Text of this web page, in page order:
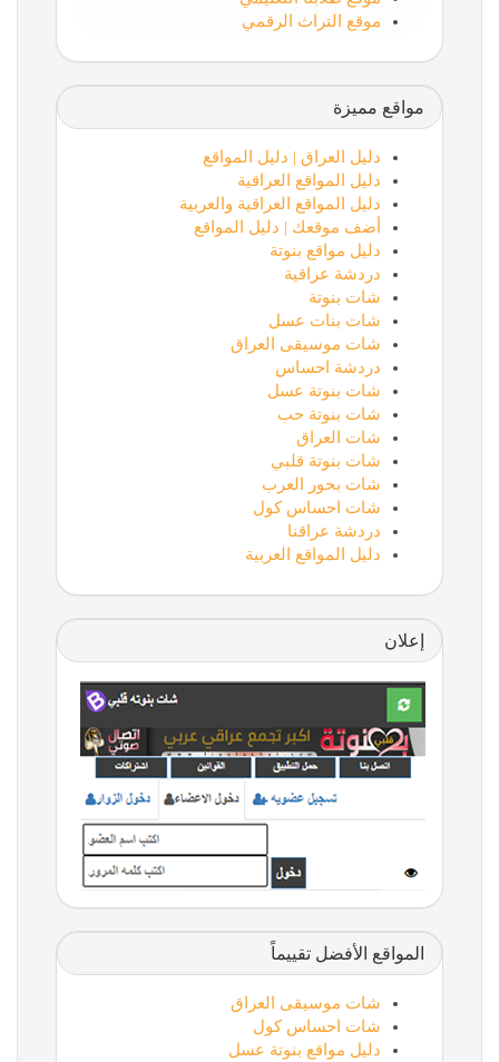
موقع التراث الرقمي
مواقع مميزة
دليل العراق | دليل المواقع
دليل المواقع العراقية
دليل المواقع العراقية والعربية
أضف موقعك | دليل المواقع
دليل مواقع بنوتة
دردشة عراقية
شات بنوتة
شات بنات عسل
شات موسيقى العراق
دردشة احساس
شات بنوتة عسل
شات بنوتة حب
شات العراق
شات بنوتة قلبي
شات بحور العرب
شات احساس كول
دردشة عراقنا
دليل المواقع العربية
إعلان
المواقع الأفضل تقييماً
شات موسيقى العراق
شات احساس كول
دليل مواقع بنوتة عسل